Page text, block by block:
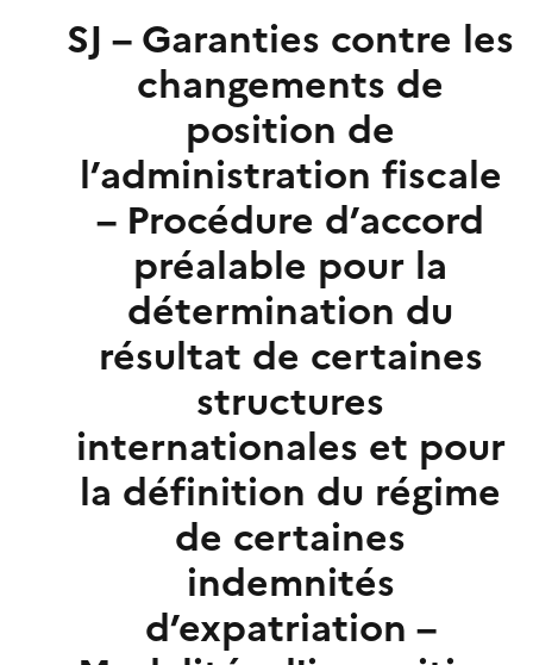
SJ – Garanties contre les
changements de
position de
l’administration fiscale
– Procédure d’accord
préalable pour la
détermination du
résultat de certaines
structures
internationales et pour
la définition du régime
de certaines
indemnités
d’expatriation –